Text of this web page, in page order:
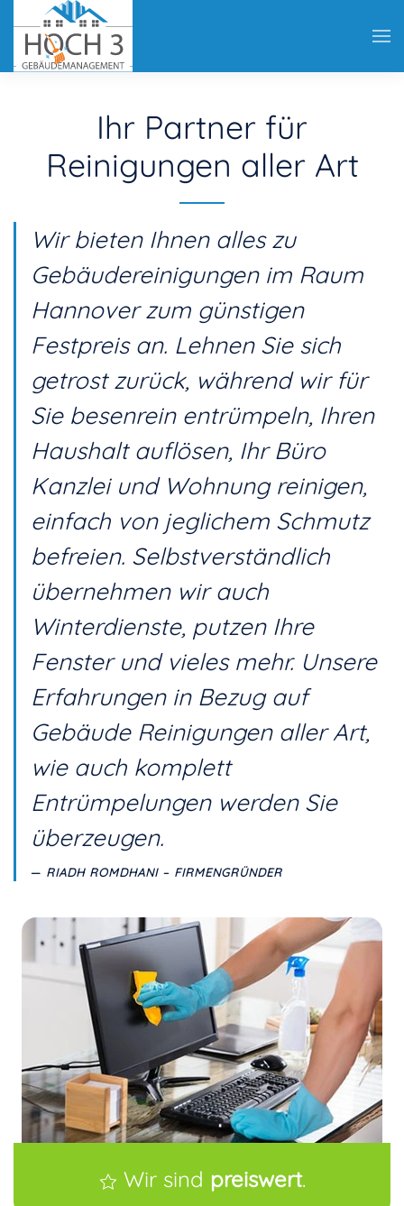
unsere Hände.
JETZT ANGEBOT ERFRAGEN!
Ihr Partner für
Reinigungen aller Art
Wir bieten Ihnen alles zu
Gebäudereinigungen im Raum
Hannover zum günstigen
Festpreis an. Lehnen Sie sich
getrost zurück, während wir für
Sie besenrein entrümpeln, Ihren
Haushalt auflösen, Ihr Büro
Kanzlei und Wohnung reinigen,
einfach von jeglichem Schmutz
befreien. Selbstverständlich
übernehmen wir auch
Winterdienste, putzen Ihre
Fenster und vieles mehr. Unsere
Erfahrungen in Bezug auf
Gebäude Reinigungen aller Art,
wie auch komplett
Entrümpelungen werden Sie
überzeugen.
RIADH ROMDHANI – FIRMENGRÜNDER
Wir sind preiswert.